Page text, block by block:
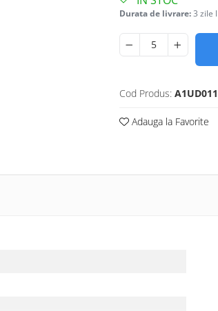
Durata de livrare:3 zile
Cod Produs: A1UD011
Adauga la Favorite